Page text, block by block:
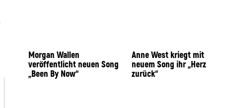
Morgan Wallen
veröffentlicht neuen Song
„Been By Now“
Anne West kriegt mit
neuem Song ihr „Herz
zurück“